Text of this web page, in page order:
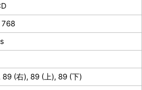
89 (右), 89 (上), 89 (下)